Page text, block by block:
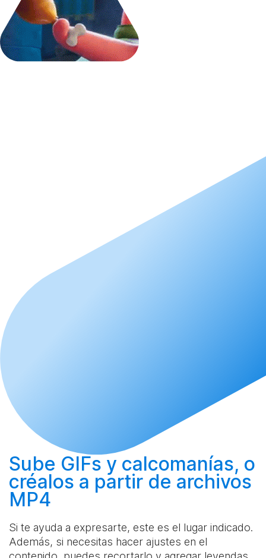
Sube GIFs y calcomanías, o
créalos a partir de archivos
MP4
Si te ayuda a expresarte, este es el lugar indicado.
Además, si necesitas hacer ajustes en el